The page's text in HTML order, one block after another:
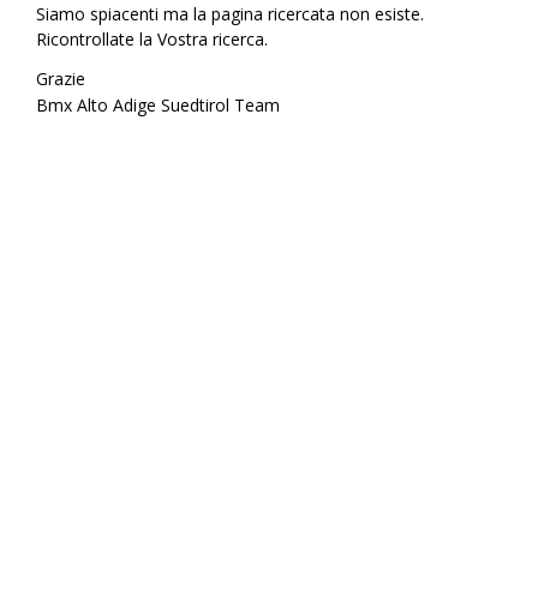
Siamo spiacenti ma la pagina ricercata non esiste.
Ricontrollate la Vostra ricerca.
Grazie
Bmx Alto Adige Suedtirol Team